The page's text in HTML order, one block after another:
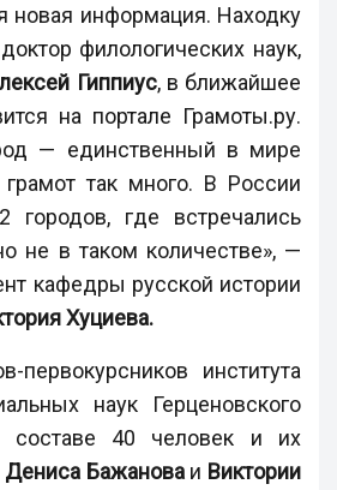
новая информация. Находку
доктор филологических наук,
Гиппиус, в ближайшее
на портале Грамоты.ру.
— единственный в мире
грамот так много. В России
городов, где встречались
не в таком количестве», —
кафедры русской истории
Хуциева.
первокурсников института
наук Герценовского
составе 40 человек и их
Дениса Бажановаи Виктории